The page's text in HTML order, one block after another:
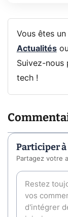
Vous êtes
Actualités
Suivez-nous
tech !
Participer
Partagez votre